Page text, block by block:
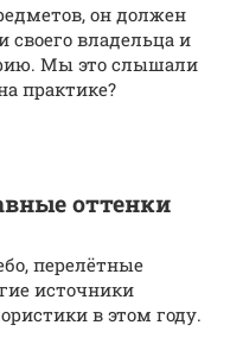
он должен
владельца и
Мы это слышали
практике?
оттенки
перелётные
источники
в этом году.